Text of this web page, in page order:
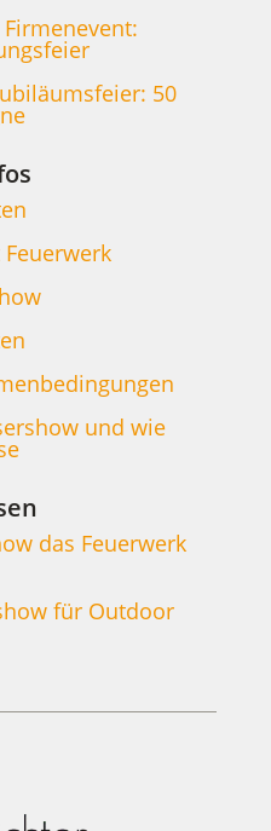
50
und wie
das Feuerwerk
für Outdoor